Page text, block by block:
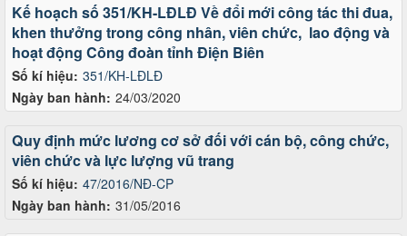
Số kí hiệu: 351/KH-LĐLĐ
Ngày ban hành: 24/03/2020
Kế hoạch số 351/KH-LĐLĐ Về đổi mới công tác thi đua,
khen thưởng trong công nhân, viên chức, lao động và
hoạt động Công đoàn tỉnh Điện Biên
Số kí hiệu: 47/2016/NĐ-CP
Ngày ban hành: 31/05/2016
Quy định mức lương cơ sở đối với cán bộ, công chức,
viên chức và lực lượng vũ trang